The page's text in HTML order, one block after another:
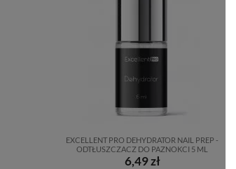
EXCELLENT PRO DEHYDRATOR NAIL PREP -
ODTŁUSZCZACZ DO PAZNOKCI 5 ML
6,49 zł